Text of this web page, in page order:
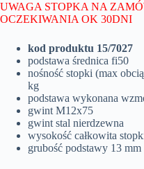
UWAGA STOPKA NA
OCZEKIWANIA OK 30DNI
kod produktu 15/7027
podstawa średnica fi50
nośność stopki (max
kg
podstawa wykonana
gwint M12x75
gwint stal nierdzewna
wysokość całkowita
grubość podstawy 13 mm